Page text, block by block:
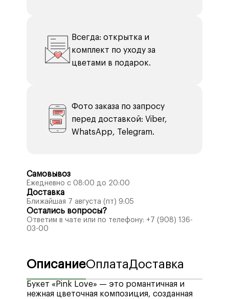
Всегда: открытка и
комплект по уходу за
цветами в подарок.
Фото заказа по запросу
перед доставкой: Viber,
WhatsApp, Telegram.
Самовывоз
Ежедневно с 08:00 до 20:00
Доставка
Ближайшая 7 августа (пт) 9:05
Остались вопросы?
Ответим в чате или по телефону: +7 (908) 136-
03-00
ОписаниеОплата Доставка
Букет «Pink Love» — это романтичная и
нежная цветочная композиция, созданная